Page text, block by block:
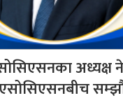
अध्यक्ष
एसोसिएसनबीच